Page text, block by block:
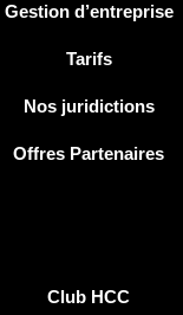
Gestion d’entreprise
Tarifs
Nos juridictions
Offres Partenaires
Club HCC